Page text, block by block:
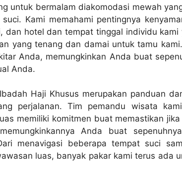
untuk bermalam diakomodasi mewah
Kami memahami pentingnya
dan hotel dan tempat tinggal individu
yang tenang dan damai untuk tamu
Anda, memungkinkan Anda buat
Anda.
Haji Khusus merupakan panduan
perjalanan. Tim pemandu wisata
memiliki komitmen buat memastikan
Anda buat
menavigasi beberapa tempat suci
luas, banyak pakar kami terus ada